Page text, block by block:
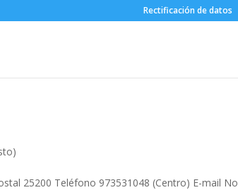
Rectificación de datos
25200 Teléfono 973531048 (Centro) E-mail No